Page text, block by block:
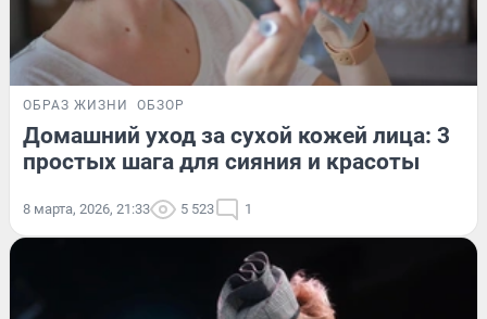
ОБРАЗ ЖИЗНИ ОБЗОР
Домашний уход за сухой кожей лица: 3
простых шага для сияния и красоты
8 марта, 2026, 21:33 5 523 1